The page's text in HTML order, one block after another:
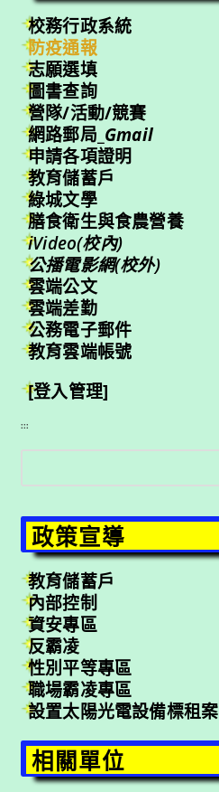
校務行政系統
防疫通報
志願選填
圖書查詢
營隊/活動/競賽
網路郵局_ Gmail
申請各項證明
教育儲蓄戶
綠城文學
膳食衛生與食農營養
iVideo(校內)
公播電影網(校外)
雲端公文
雲端差勤
公務電子郵件
教育雲端帳號
[登入管理]
:::
搜
尋
政策宣導
教育儲蓄戶
內部控制
資安專區
反霸凌
性別平等專區
職場霸凌專區
設置太陽光電設備標租案
相關單位